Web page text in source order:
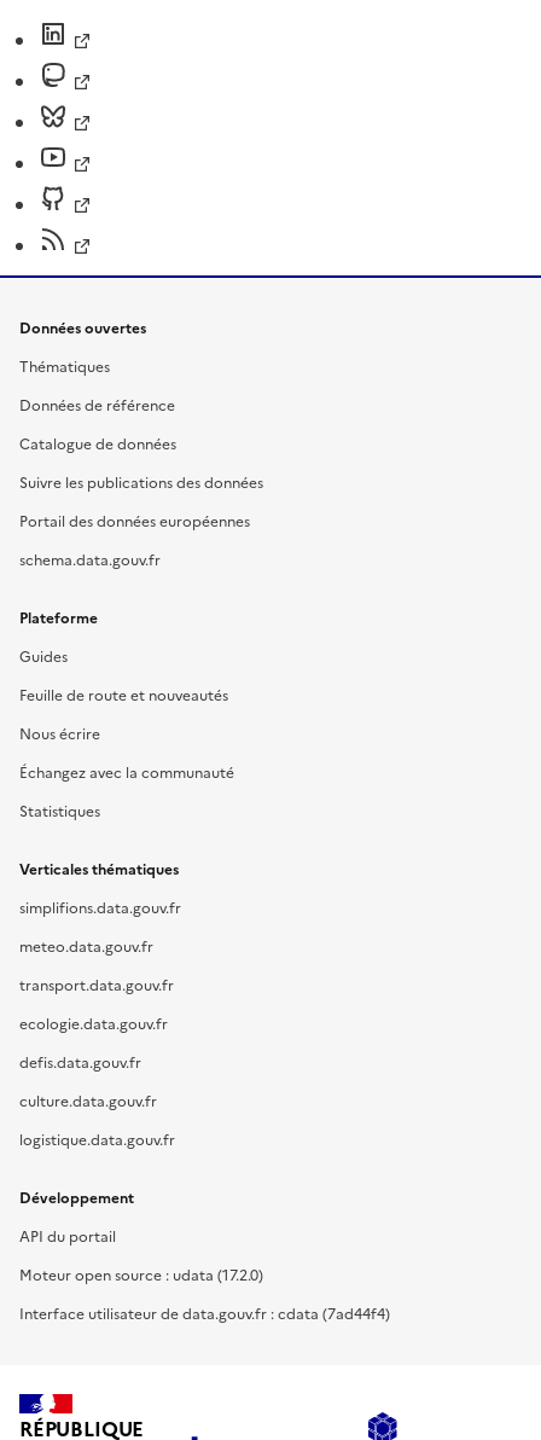
Données ouvertes
Thématiques
Données de référence
Catalogue de données
Suivre les publications des données
Portail des données européennes
schema.data.gouv.fr
Plateforme
Guides
Feuille de route et nouveautés
Nous écrire
Échangez avec la communauté
Statistiques
Verticales thématiques
simplifions.data.gouv.fr
meteo.data.gouv.fr
transport.data.gouv.fr
ecologie.data.gouv.fr
defis.data.gouv.fr
culture.data.gouv.fr
logistique.data.gouv.fr
Développement
API du portail
Moteur open source : udata (17.2.0)
Interface utilisateur de data.gouv.fr : cdata (7ad44f4)
RÉPUBLIQUE